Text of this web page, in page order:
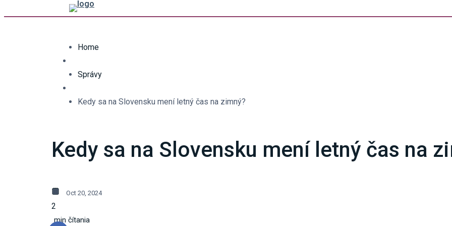
Home
Správy
Kedy sa na Slovensku mení letný čas na zimný?
Kedy sa na Slovensku mení letný čas na
Oct 20, 2024
2
min čítania